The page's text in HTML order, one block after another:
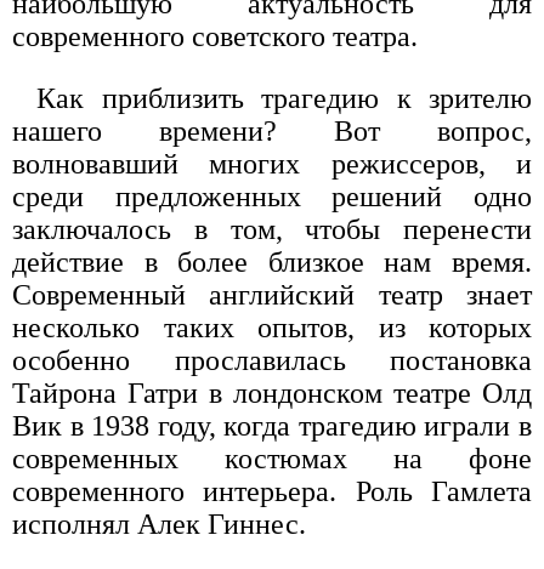
современного советского театра.
Как приблизить трагедию к зрителю
нашего времени? Вот вопрос,
волновавший многих режиссеров, и
среди предложенных решений одно
заключалось в том, чтобы перенести
действие в более близкое нам время.
Современный английский театр знает
несколько таких опытов, из которых
особенно прославилась постановка
Тайрона Гатри в лондонском театре Олд
Вик в 1938 году, когда трагедию играли в
современных костюмах на фоне
современного интерьера. Роль Гамлета
исполнял Алек Гиннес.